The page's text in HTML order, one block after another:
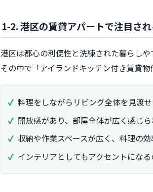
1-2. 港区の賃貸アパートで注目さ
港区は都心の利便性と洗練された暮らし
その中で「アイランドキッチン付き賃貸
料理をしながらリビング全体を見渡
開放感があり、部屋全体が広く感じ
収納や作業スペースが広く、料理の
インテリアとしてもアクセントにな